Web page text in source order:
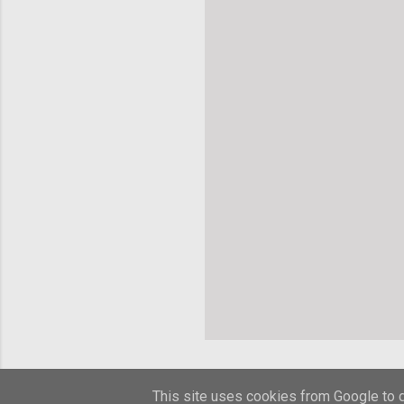
This site uses cookies from Google to